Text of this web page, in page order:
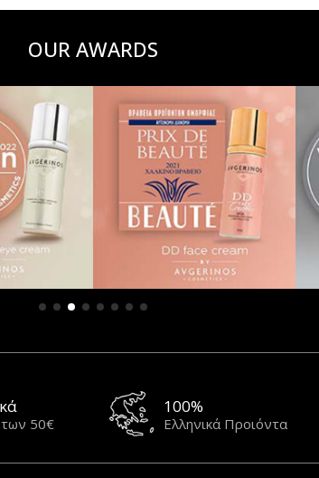
OUR AWARDS
των 50€
100%
Ελληνικά Προιόντα